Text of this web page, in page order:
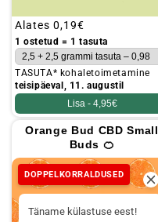
Tavaline
hind
Alates 0,19€
1 ostetud = 1 tasuta
TASUTA* kohaletoimetamine
teisipäeval, 11. augustil
Lisa - 4,95€
Orange Bud CBD Small
Buds 🍊
DOPPELKORRALDUSED
Täname külastuse eest!